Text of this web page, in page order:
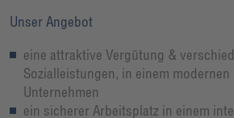
Unser Angebot
eine attraktive Vergütung &
Sozialleistungen, in einem
Unternehmen
ein sicherer Arbeitsplatz in einem